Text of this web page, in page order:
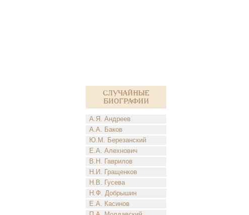
Случайные
биографии
А.Я. Андреев
А.А. Баков
Ю.М. Березанский
Е.А. Алехнович
В.Н. Гаврилов
Н.И. Гращенков
Н.В. Гусева
Н.Ф. Добрышин
Е.А. Касинов